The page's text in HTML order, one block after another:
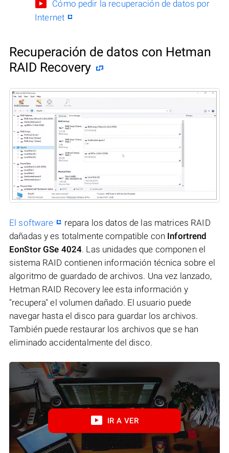
Cómo pedir la recuperación de datos por
Internet
Recuperación de datos con Hetman
RAID Recovery
El software
repara los datos de las matrices RAID
dañadas y es totalmente compatible con Infortrend
EonStor GSe 4024. Las unidades que componen el
sistema RAID contienen información técnica sobre el
algoritmo de guardado de archivos. Una vez lanzado,
Hetman RAID Recovery lee esta información y
"recupera" el volumen dañado. El usuario puede
navegar hasta el disco para guardar los archivos.
También puede restaurar los archivos que se han
eliminado accidentalmente del disco.
IR A VER